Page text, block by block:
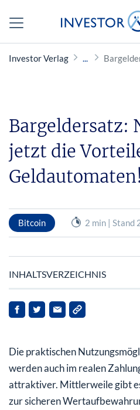
Investor Verlag
Bargeldersatz:
jetzt die
Geldautomaten!
Bitcoin 2 min | Stand
INHALTSVERZEICHNIS
Weltweit gibt es
Geldautomaten in 59 Ländern
im Fürstentum Liechtenstein
Welche Möglichkeiten und
Geldautomaten?
Die praktischen
werden auch im realen
attraktiver. Mittlerweile gibt
zur sicheren